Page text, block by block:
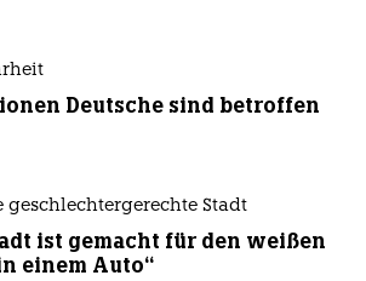
Deutsche sind betroffen
geschlechtergerechte Stadt
ist gemacht für den weißen
einem Auto“